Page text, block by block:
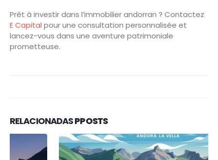
Prêt à investir dans l’immobilier andorran ? Contactez
E Capital pour une consultation personnalisée et
lancez-vous dans une aventure patrimoniale
prometteuse.
RELACIONADASPPOSTS